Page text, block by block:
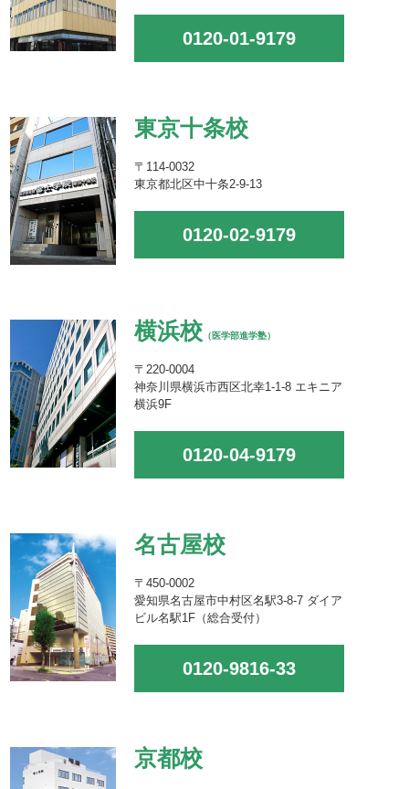
0120-01-9179
東京十条校
〒114-0032
東京都北区中十条2-9-13
0120-02-9179
横浜校 （医学部進学塾）
〒220-0004
神奈川県横浜市西区北幸1-1-8 エキニア
横浜9F
0120-04-9179
名古屋校
〒450-0002
愛知県名古屋市中村区名駅3-8-7 ダイア
ビル名駅1F（総合受付）
0120-9816-33
京都校